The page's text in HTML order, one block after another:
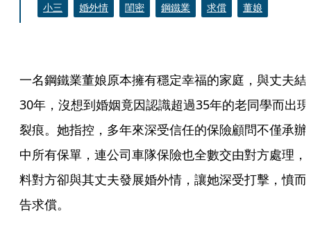
小三 婚外情 閨密 鋼鐵業 求償 董娘
一名鋼鐵業董娘原本擁有穩定幸福的家庭，與丈夫結
30年，沒想到婚姻竟因認識超過35年的老同學而出現
裂痕。她指控，多年來深受信任的保險顧問不僅承辦
中所有保單，連公司車隊保險也全數交由對方處理，
料對方卻與其丈夫發展婚外情，讓她深受打擊，憤而
告求償。